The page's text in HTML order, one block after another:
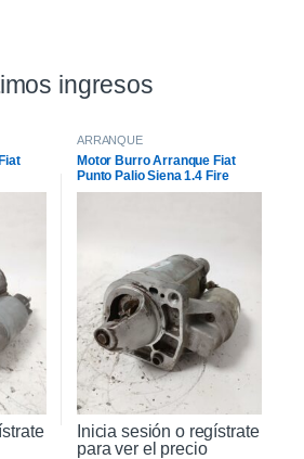
ingresos
ARRANQUE
Motor Burro Arranque Fiat
Punto Palio Siena 1.4 Fire
Original
Inicia sesión o regístrate
para ver el precio